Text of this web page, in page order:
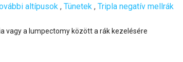
altípusok , Tünetek , Tripla negatív mellrák
vagy a lumpectomy között a rák kezelésére